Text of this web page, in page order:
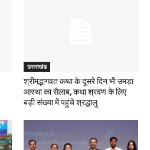
उत्तराखंड
श्रीमद्भागवत कथा के दूसरे दिन भी उमड़ा
आस्था का सैलाब, कथा श्रवण के लिए
बड़ी संख्या में पहुंचे श्रद्धालु